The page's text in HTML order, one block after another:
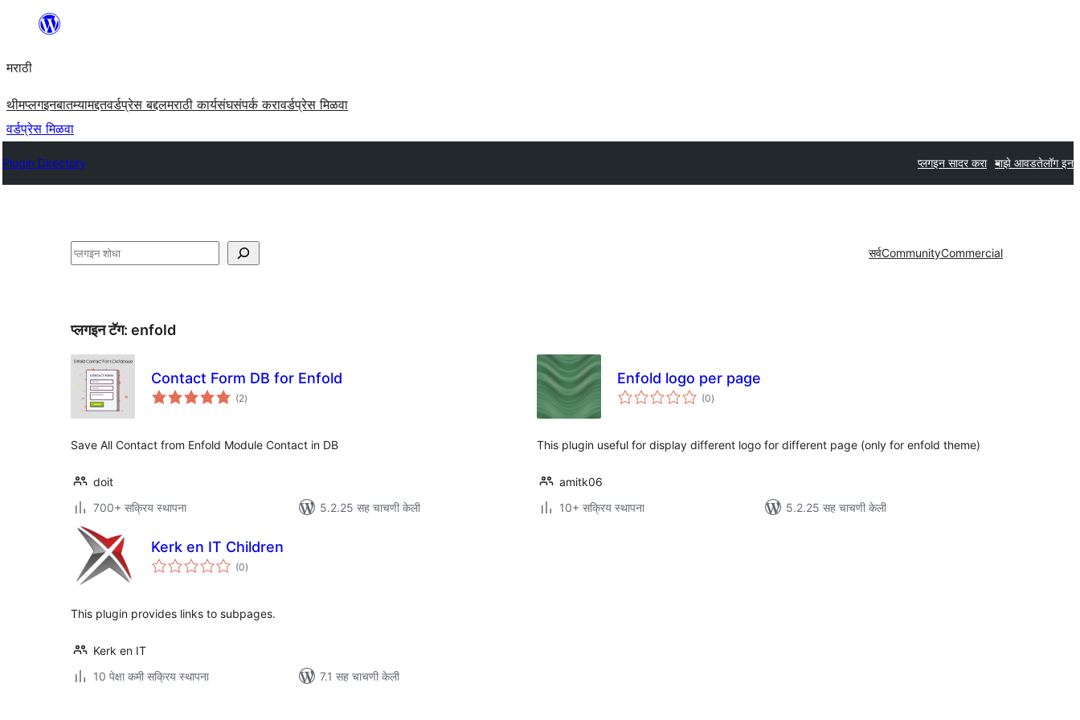
सामुग्रीवर
मराठी
थीमप्लगइनबातम्यामद्दतवर्डप्रेस बद्दलमराठी कार्यसंघसंपर्क करावर्डप्रेस मिळवा
वर्डप्रेस मिळवा
Plugin Directory प्लगइन सादर करा माझे आवडतेलॉग इन
शोधा सर्वCommunityCommercial
प्लगइन टॅग: enfold
Contact Form DB for Enfold
(2एकूण
मूल्यांकन
)
Save All Contact from Enfold Module Contact in DB
doit
700+ सक्रिय स्थापना
5.2.25 सह चाचणी केली
Enfold logo per page
(0एकूण
मूल्यांकन
)
This plugin useful for display different logo for different page (only for enfold theme)
amitk06
10+ सक्रिय स्थापना
5.2.25 सह चाचणी केली
Kerk en IT Children
(0एकूण
मूल्यांकन
)
This plugin provides links to subpages.
Kerk en IT
10 पेक्षा कमी सक्रिय स्थापना
7.1 सह चाचणी केली